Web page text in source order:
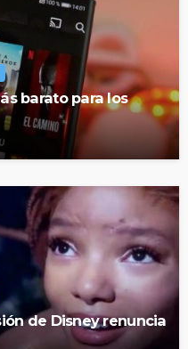
barato para los
de Disney renuncia